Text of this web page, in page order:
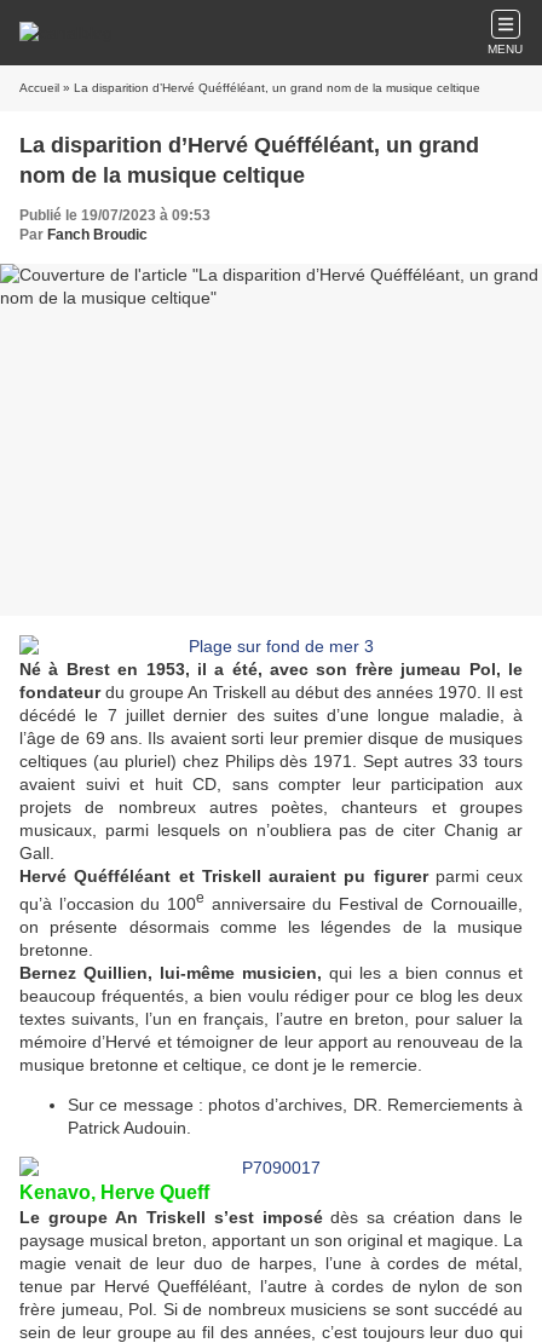
MENU
Accueil » La disparition d’Hervé Quéfféléant, un grand nom de la musique celtique
La disparition d’Hervé Quéfféléant, un grand
nom de la musique celtique
Publié le 19/07/2023 à 09:53
Par Fanch Broudic
Né à Brest en 1953, il a été, avec son frère jumeau Pol, le
fondateurdu groupe An Triskell au début des années 1970. Il est
décédé le 7 juillet dernier des suites d’une longue maladie, à
l’âge de 69 ans. Ils avaient sorti leur premier disque de musiques
celtiques (au pluriel) chez Philips dès 1971. Sept autres 33 tours
avaient suivi et huit CD, sans compter leur participation aux
projets de nombreux autres poètes, chanteurs et groupes
musicaux, parmi lesquels on n’oubliera pas de citer Chanig ar
Gall.
Hervé Quéfféléant et Triskell auraient pu figurerparmi ceux
qu’à l’occasion du 100e anniversaire du Festival de Cornouaille,
on présente désormais comme les légendes de la musique
bretonne.
Bernez Quillien, lui-même musicien, qui les a bien connus et
beaucoup fréquentés, a bien voulu rédiger pour ce blog les deux
textes suivants, l’un en français, l’autre en breton, pour saluer la
mémoire d’Hervé et témoigner de leur apport au renouveau de la
musique bretonne et celtique, ce dont je le remercie.
Sur ce message : photos d’archives, DR. Remerciements à
Patrick Audouin.
Kenavo, Herve Queff
Le groupe An Triskell s’est imposédès sa création dans le
paysage musical breton, apportant un son original et magique. La
magie venait de leur duo de harpes, l’une à cordes de métal,
tenue par Hervé Quefféléant, l’autre à cordes de nylon de son
frère jumeau, Pol. Si de nombreux musiciens se sont succédé au
sein de leur groupe au fil des années, c’est toujours leur duo qui